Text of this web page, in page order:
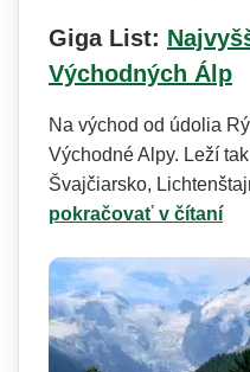
Giga List:
Východných Álp
Na východ od údolia
Východné Alpy. Leží
Švajčiarsko,
pokračovať v čítaní